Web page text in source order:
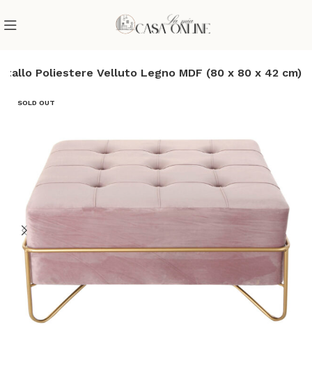
Poliestere Velluto Legno MDF (80 x 80 x 42 cm)
SOLD OUT